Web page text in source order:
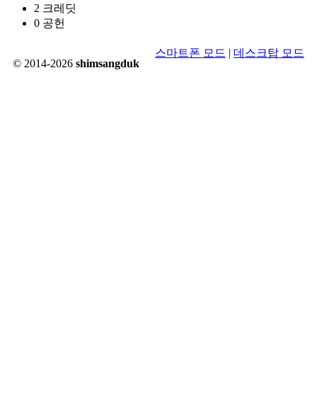
2 크레딧
0 공헌
© 2014-2026 shimsangduk
스마트폰 모드 | 데스크탑 모드